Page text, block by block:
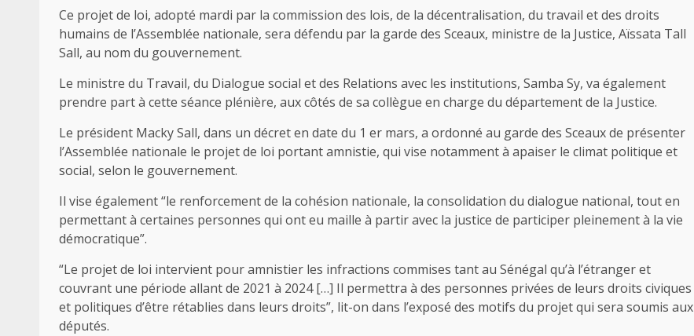
Ce projet de loi, adopté mardi par la commission des lois, de la décentralisation, du travail et des droits
humains de l’Assemblée nationale, sera défendu par la garde des Sceaux, ministre de la Justice, Aïssata Tall
Sall, au nom du gouvernement.
Le ministre du Travail, du Dialogue social et des Relations avec les institutions, Samba Sy, va également
prendre part à cette séance plénière, aux côtés de sa collègue en charge du département de la Justice.
Le président Macky Sall, dans un décret en date du 1 er mars, a ordonné au garde des Sceaux de présenter
l’Assemblée nationale le projet de loi portant amnistie, qui vise notamment à apaiser le climat politique et
social, selon le gouvernement.
Il vise également “le renforcement de la cohésion nationale, la consolidation du dialogue national, tout en
permettant à certaines personnes qui ont eu maille à partir avec la justice de participer pleinement à la vie
démocratique”.
“Le projet de loi intervient pour amnistier les infractions commises tant au Sénégal qu’à l’étranger et
couvrant une période allant de 2021 à 2024 […] Il permettra à des personnes privées de leurs droits civiques
et politiques d’être rétablies dans leurs droits”, lit-on dans l’exposé des motifs du projet qui sera soumis aux
députés.